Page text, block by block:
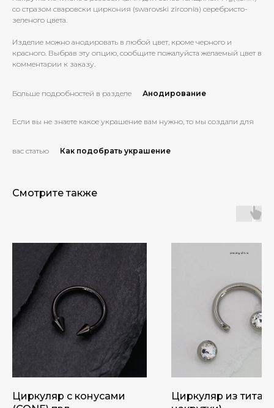
со стразом сваровски циркония (swarovski zirconia) серебристо-
зеленого цвета.
Изделие можно анодировать в любой цвет, кроме черного и
красного. Выбрав эту опцию, сообщите пожалуйста желаемый цвет в
комментарии к заказу.
Больше подробностей в разделе Анодирование
Если вы не знаете какое украшение вам нужно, то мы создали для
вас статью Как подобрать украшение
Смотрите также
Циркуляр с конусами
Циркуляр из